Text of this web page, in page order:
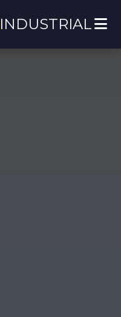
INDUSTRIAL